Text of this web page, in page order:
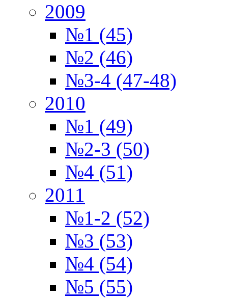
2009
№1 (45)
№2 (46)
№3-4 (47-48)
2010
№1 (49)
№2-3 (50)
№4 (51)
2011
№1-2 (52)
№3 (53)
№4 (54)
№5 (55)